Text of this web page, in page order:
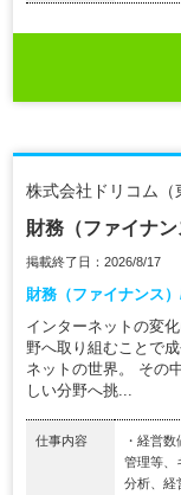
株式会社ドリコム（
財務（ファイナ
掲載終了日：2026/8/17
財務（ファイナンス
インターネットの変
野へ取り組むことで
ネットの世界。 その
しい分野へ挑...
仕事内容
・経営
管理等、
分析、経